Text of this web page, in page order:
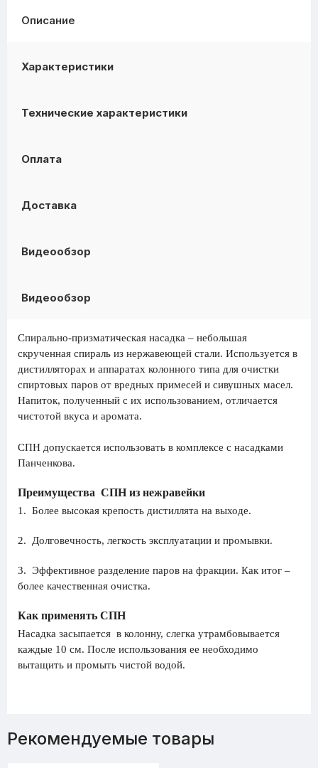
Описание
Характеристики
Технические характеристики
Оплата
Доставка
Видеообзор
Видеообзор
Спирально-призматическая насадка – небольшая
скрученная спираль из нержавеющей стали. Используется в
дистилляторах и аппаратах колонного типа для очистки
спиртовых паров от вредных примесей и сивушных масел.
Напиток, полученный с их использованием, отличается
чистотой вкуса и аромата.
СПН допускается использовать в комплексе с насадками
Панченкова.
Преимущества СПН из нежравейки
1. Более высокая крепость дистиллята на выходе.
2. Долговечность, легкость эксплуатации и промывки.
3. Эффективное разделение паров на фракции. Как итог –
более качественная очистка.
Как применять СПН
Насадка засыпается в колонну, слегка утрамбовывается
каждые 10 см. После использования ее необходимо
вытащить и промыть чистой водой.
Рекомендуемые товары